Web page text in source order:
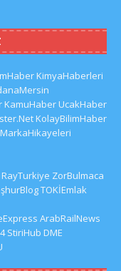
KimyaHaberleri
KamuHaberUcakHaber
KolayBilimHaber
MarkaHikayeleri
RayTurkiye ZorBulmaca
TOKİEmlak
ArabRailNews
StiriHub DME